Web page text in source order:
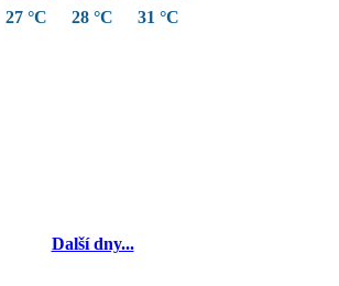
27 °C 28 °C 31 °C
Další dny...